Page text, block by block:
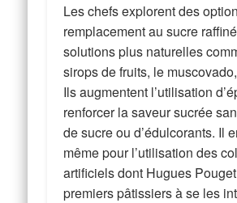
Les chefs explorent des
remplacement au sucre
solutions plus naturelles
sirops de fruits, le
Ils augmentent l’utilisation
renforcer la saveur sucrée
de sucre ou d’édulcorants. Il
même pour l’utilisation des
artificiels dont Hugues
premiers pâtissiers à se les